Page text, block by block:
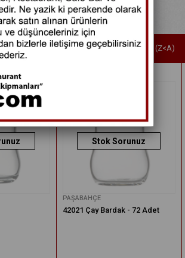
Adına Göre (A>Z) Ürün Adına Göre (Z<A)
Stok Sorunuz
PAŞABAHÇE
42021 Çay Bardak - 72 Adet